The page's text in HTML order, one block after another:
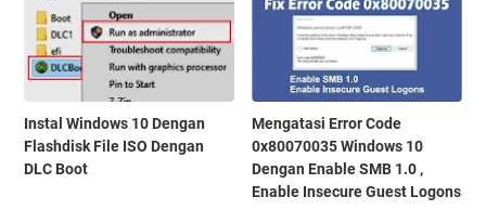
Instal Windows 10 Dengan
Flashdisk File ISO Dengan
DLC Boot
Mengatasi Error Code
0x80070035 Windows 10
Dengan Enable SMB 1.0 ,
Enable Insecure Guest Logons